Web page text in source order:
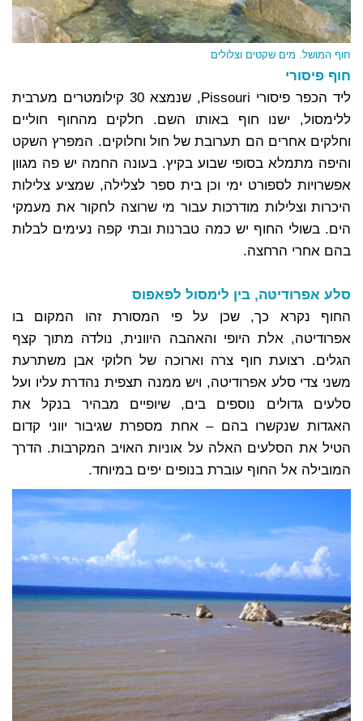
חוף המושל. מים שקטים וצלולים
חוף פיסורי
ליד הכפר פיסורי Pissouri, שנמצא 30 קילומטרים מערבית
ללימסול, ישנו חוף באותו השם. חלקים מהחוף חוליים
וחלקים אחרים הם תערובת של חול וחלוקים. המפרץ השקט
והיפה מתמלא בסופי שבוע בקיץ. בעונה החמה יש פה מגוון
אפשרויות לספורט ימי וכן בית ספר לצלילה, שמציע צלילות
היכרות וצלילות מודרכות עבור מי שרוצה לחקור את מעמקי
הים. בשולי החוף יש כמה טברנות ובתי קפה נעימים לבלות
בהם אחרי הרחצה.
סלע אפרודיטה, בין לימסול לפאפוס
החוף נקרא כך, שכן על פי המסורת זהו המקום בו
אפרודיטה, אלת היופי והאהבה היוונית, נולדה מתוך קצף
הגלים. רצועת חוף צרה וארוכה של חלוקי אבן משתרעת
משני צדי סלע אפרודיטה, ויש ממנה תצפית נהדרת עליו ועל
סלעים גדולים נוספים בים, שיופיים מבהיר בנקל את
האגדות שנקשרו בהם – אחת מספרת שגיבור יווני קדום
הטיל את הסלעים האלה על אוניות האויב המקרבות. הדרך
המובילה אל החוף עוברת בנופים יפים במיוחד.